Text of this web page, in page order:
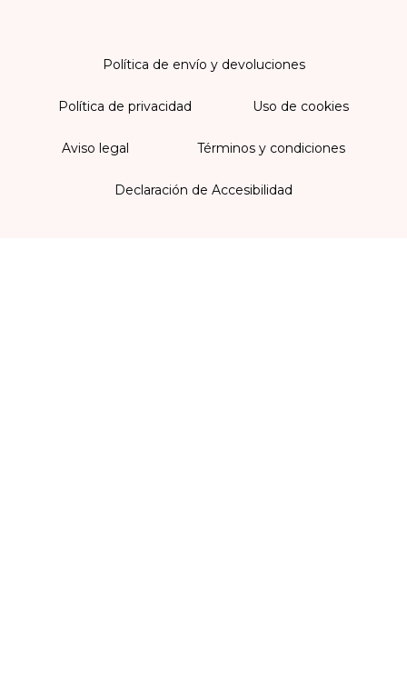
Política de envío y devoluciones
Política de privacidad Uso de cookies
Aviso legal Términos y condiciones
Declaración de Accesibilidad